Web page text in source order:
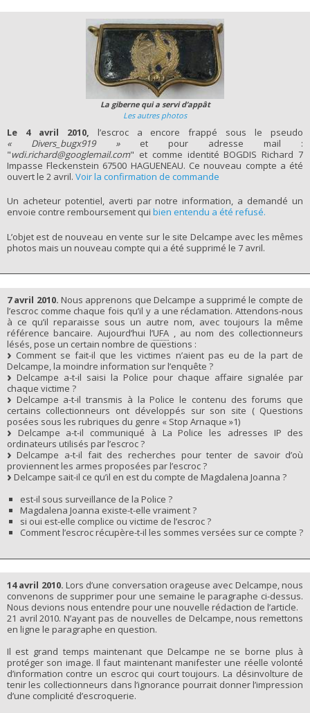
La giberne qui a servi d’appât
Les autres photos
Le 4 avril 2010, l’escroc a encore frappé sous le pseudo
« Divers_bugx919 »et pour adresse mail :
"wdi.richard@googlemail.com" et comme identité BOGDIS Richard 7
Impasse Fleckenstein 67500 HAGUENEAU. Ce nouveau compte a été
ouvert le 2 avril. Voir la confirmation de commande
Un acheteur potentiel, averti par notre information, a demandé un
envoie contre remboursement qui bien entendu a été refusé.
L’objet est de nouveau en vente sur le site Delcampe avec les mêmes
photos mais un nouveau compte qui a été supprimé le 7 avril.
7 avril 2010. Nous apprenons que Delcampe a supprimé le compte de
l’escroc comme chaque fois qu’il y a une réclamation. Attendons-nous
à ce qu’il reparaisse sous un autre nom, avec toujours la même
référence bancaire. Aujourd’hui l’UFA , au nom des collectionneurs
lésés, pose un certain nombre de questions :
Comment se fait-il que les victimes n’aient pas eu de la part de
Delcampe, la moindre information sur l’enquête ?
Delcampe a-t-il saisi la Police pour chaque affaire signalée par
chaque victime ?
Delcampe a-t-il transmis à la Police le contenu des forums que
certains collectionneurs ont développés sur son site ( Questions
posées sous les rubriques du genre « Stop Arnaque »1)
Delcampe a-t-il communiqué à La Police les adresses IP des
ordinateurs utilisés par l’escroc ?
Delcampe a-t-il fait des recherches pour tenter de savoir d’où
proviennent les armes proposées par l’escroc ?
Delcampe sait-il ce qu’il en est du compte de Magdalena Joanna ?
est-il sous surveillance de la Police ?
Magdalena Joanna existe-t-elle vraiment ?
si oui est-elle complice ou victime de l’escroc ?
Comment l’escroc récupère-t-il les sommes versées sur ce compte ?
14 avril 2010. Lors d’une conversation orageuse avec Delcampe, nous
convenons de supprimer pour une semaine le paragraphe ci-dessus.
Nous devions nous entendre pour une nouvelle rédaction de l’article.
21 avril 2010. N’ayant pas de nouvelles de Delcampe, nous remettons
en ligne le paragraphe en question.
Il est grand temps maintenant que Delcampe ne se borne plus à
protéger son image. Il faut maintenant manifester une réelle volonté
d’information contre un escroc qui court toujours. La désinvolture de
tenir les collectionneurs dans l’ignorance pourrait donner l’impression
d’une complicité d’escroquerie.